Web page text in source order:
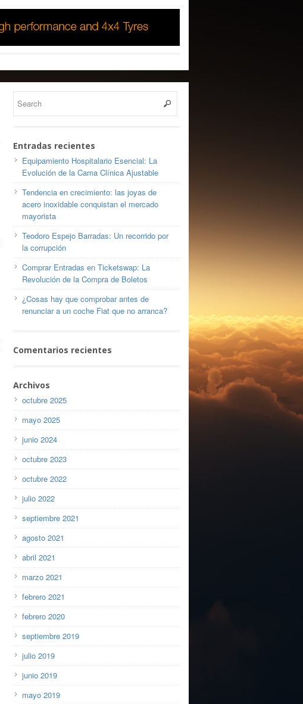
Entradas recientes
Equipamiento Hospitalario Esencial: La
Evolución de la Cama Clínica Ajustable
Tendencia en crecimiento: las joyas de
acero inoxidable conquistan el mercado
mayorista
Teodoro Espejo Barradas: Un recorrido por
la corrupción
Comprar Entradas en Ticketswap: La
Revolución de la Compra de Boletos
¿Cosas hay que comprobar antes de
renunciar a un coche Fiat que no arranca?
Comentarios recientes
Archivos
octubre 2025
mayo 2025
junio 2024
octubre 2023
octubre 2022
julio 2022
septiembre 2021
agosto 2021
abril 2021
marzo 2021
febrero 2021
febrero 2020
septiembre 2019
julio 2019
junio 2019
mayo 2019